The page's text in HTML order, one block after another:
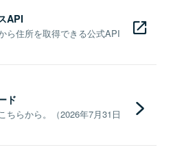
API
ら住所を取得できる公式API
ド
ちらから。（2026年7月31日